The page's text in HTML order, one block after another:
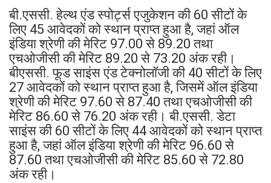
बी.एससी. हेल्थ एंड स्पोर्ट्स एजुकेशन की 60 सीटों के
लिए 45 आवेदकों को स्थान प्राप्त हुआ है, जहां ऑल
इंडिया श्रेणी की मेरिट 97.00 से 89.20 तथा
एचओजीसी की मेरिट 89.20 से 73.20 अंक रही।
बीएससी. फूड साइंस एंड टेक्नोलॉजी की 40 सीटों के लिए
27 आवेदकों को स्थान प्राप्त हुआ है, जिसमें ऑल इंडिया
श्रेणी की मेरिट 97.60 से 87.40 तथा एचओजीसी की
मेरिट 86.60 से 76.20 अंक रही। बी.एससी. डेटा
साइंस की 60 सीटों के लिए 44 आवेदकों को स्थान प्राप्त
हुआ है, जहां ऑल इंडिया श्रेणी की मेरिट 96.60 से
87.60 तथा एचओजीसी की मेरिट 85.60 से 72.80
अंक रही।